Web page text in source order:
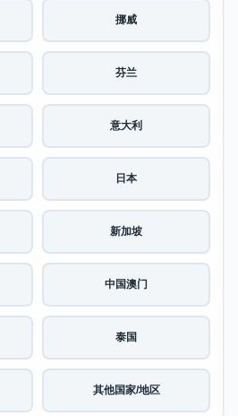
挪威
芬兰
意大利
日本
新加坡
中国澳门
泰国
其他国家/地区